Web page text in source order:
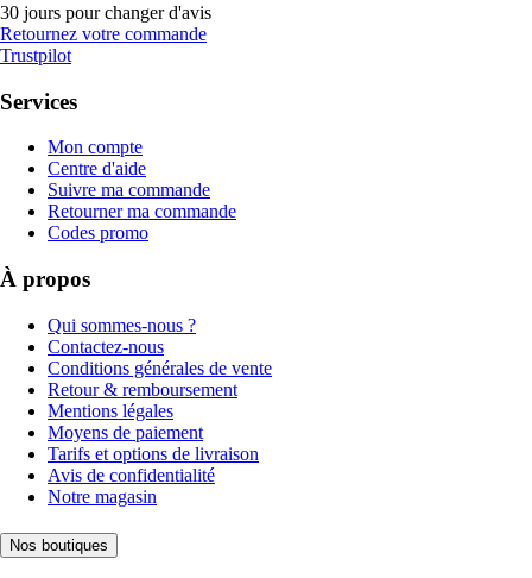
30 jours pour changer d'avis
Retournez votre commande
Trustpilot
Services
Mon compte
Centre d'aide
Suivre ma commande
Retourner ma commande
Codes promo
À propos
Qui sommes-nous ?
Contactez-nous
Conditions générales de vente
Retour & remboursement
Mentions légales
Moyens de paiement
Tarifs et options de livraison
Avis de confidentialité
Notre magasin
Nos boutiques